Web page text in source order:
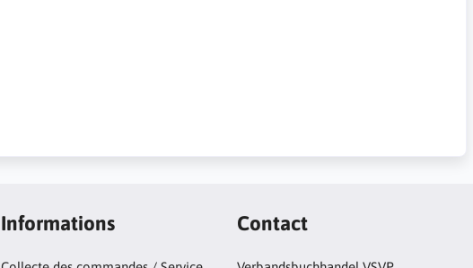
Informations Contact